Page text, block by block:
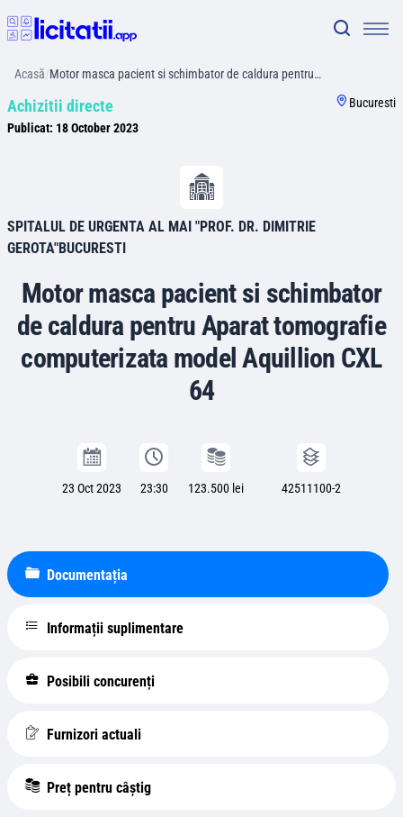
Acasă/Motor masca pacient si schimbator de caldura pentru…
Achizitii directe
Publicat: 18 October 2023
Bucuresti
SPITALUL DE URGENTA AL MAI "PROF. DR. DIMITRIE
GEROTA"BUCURESTI
Motor masca pacient si schimbator
de caldura pentru Aparat tomografie
computerizata model Aquillion CXL
64
23 Oct 2023 23:30 123.500 lei 42511100-2
Documentația
Informații suplimentare
Posibili concurenți
Furnizori actuali
Preț pentru câștig